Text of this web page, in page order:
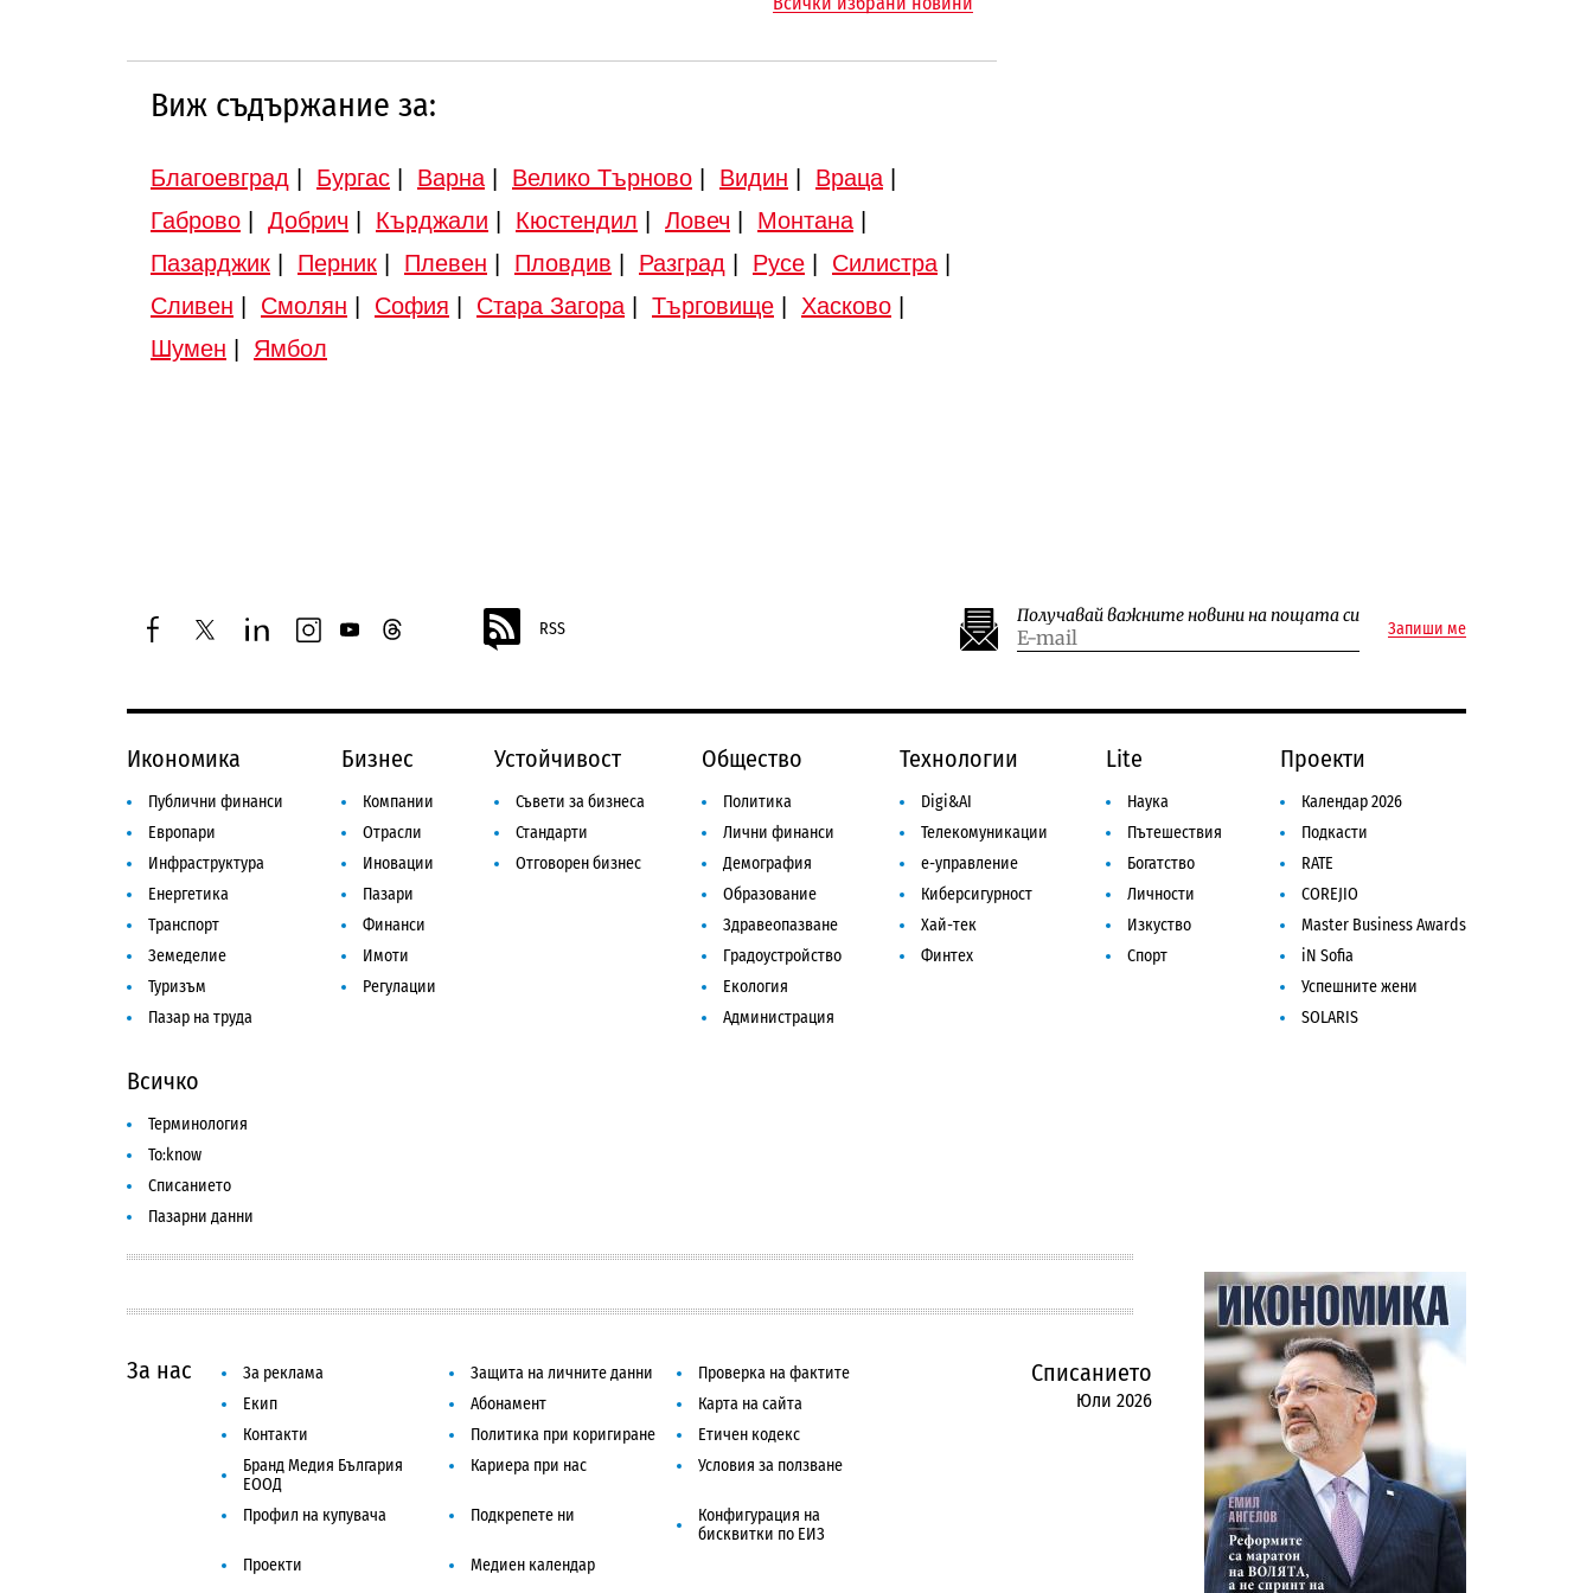
Виж съдържание за:
Благоевград Бургас Варна Велико Търново Видин Враца
Габрово
Добрич Кърджали Кюстендил Ловеч Монтана
Пазарджик
Перник Плевен Пловдив Разград Русе Силистра
Сливен
Смолян София Стара Загора Търговище Хасково
Шумен
Ямбол
facebooktwitterlinkedininstagram
youtubethreads RSS
Получавай важните новини на пощата си
Запиши ме
Икономика
Публични финанси
Европари
Инфраструктура
Енергетика
Транспорт
Земеделие
Туризъм
Пазар на труда
Бизнес
Компании
Отрасли
Иновации
Пазари
Финанси
Имоти
Регулации
Устойчивост
Съвети за бизнеса
Стандарти
Отговорен бизнес
Общество
Политика
Лични финанси
Демография
Образование
Здравеопазване
Градоустройство
Екология
Администрация
Технологии
Digi&AI
Телекомуникации
е-управление
Киберсигурност
Хай-тек
Финтех
Lite
Наука
Пътешествия
Богатство
Личности
Изкуство
Спорт
Проекти
Календар 2026
Подкасти
RATE
COREJIO
Master Business Awards
iN Sofia
Успешните жени
SOLARIS
Всичко
Терминология
To:know
Списанието
Пазарни данни
За нас За реклама Защита на личните данни
Проверка на фактите
Екип
Абонамент
Карта на сайта
Контакти
Политика при коригиране
Етичен кодекс
Бранд Медия България
ЕООД
Кариера при нас Условия за ползване
Профил на купувача Подкрепете ни
Конфигурация на
бисквитки по ЕИЗ
Проекти
Медиен календар
Списанието
Юли 2026